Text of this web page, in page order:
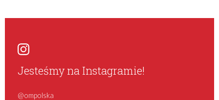
Jesteśmy na Instagramie!
@ompolska